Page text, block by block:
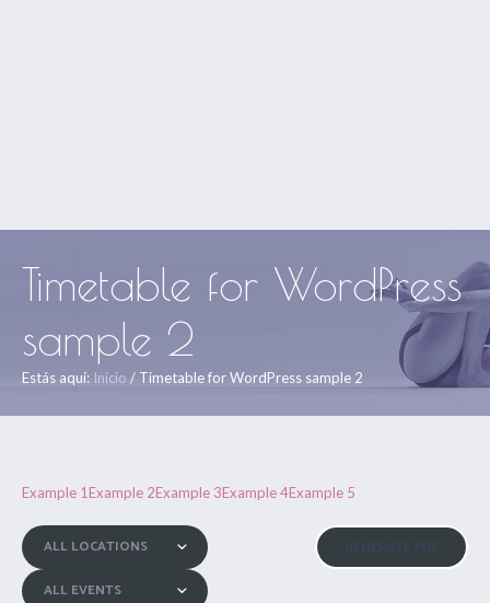
Timetable for WordPress
sample 2
Estás aquí: Inicio / Timetable for WordPress sample 2
Example 1 Example 2Example 3Example 4Example 5
ALL LOCATIONS
ALL EVENTS